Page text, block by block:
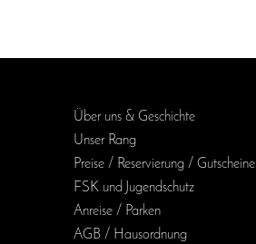
Über uns & Geschichte
Unser Rang
Preise / Reservierung / Gutscheine
FSK und Jugendschutz
Anreise / Parken
AGB / Haus­ordnung